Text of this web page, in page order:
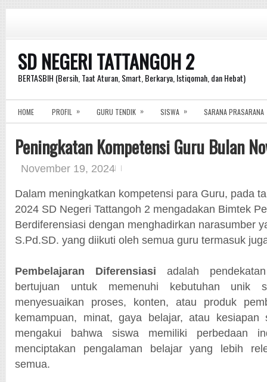
SD NEGERI TATTANGOH 2
BERTASBIH (Bersih, Taat Aturan, Smart, Berkarya, Istiqomah, dan Hebat)
HOME PROFIL » GURU TENDIK » SISWA » SARANA PRASARANA
Peningkatan Kompetensi Guru Bulan
November 19, 2024
Dalam meningkatkan kompetensi para Guru, pada
2024 SD Negeri Tattangoh 2 mengadakan Bimtek
Berdiferensiasi dengan menghadirkan narasumber
S.Pd.SD. yang diikuti oleh semua guru termasuk
Pembelajaran Diferensiasi adalah
bertujuan untuk memenuhi kebutuhan unik
menyesuaikan proses, konten, atau produk
kemampuan, minat, gaya belajar, atau kesiapan
mengakui bahwa siswa memiliki perbedaan
menciptakan pengalaman belajar yang lebih
semua.